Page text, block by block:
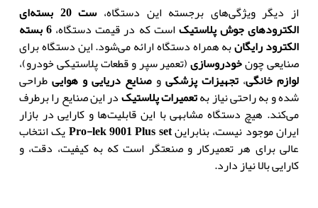
از دیگر ویژگی‌های برجسته این دستگاه، ست 20 بسته‌ای
الکترودهای جوش پلاستیکاست که در قیمت دستگاه،6بسته
الکترود رایگانبه همراه دستگاه ارائه می‌شود.این دستگاه برای
صنایعی چونخودروسازی(تعمیر سپر و قطعات پلاستیکی خودرو)،
لوازم خانگی، تجهیزات پزشکیوصنایع دریایی و هواییطراحی
شده و به راحتی نیاز بهتعمیرات پلاستیکدر این صنایع را برطرف
می‌کند. هیچ دستگاه مشابهی با این قابلیت‌ها و کارایی در بازار
ایران موجود نیست،بنابراین Pro-lek 9001 Plusset یک انتخاب
عالی برای هر تعمیرکار و صنعتگر است که به کیفیت، دقت، و
کارایی بالا نیاز دارد.